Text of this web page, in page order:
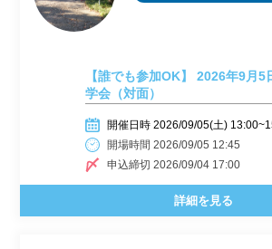
【誰でも参加OK】 2026年9月5
学会（対面）
開催日時 2026/09/05(土)
開場時間 2026/09/05 12:45
申込締切 2026/09/04 17:00
詳細を見る